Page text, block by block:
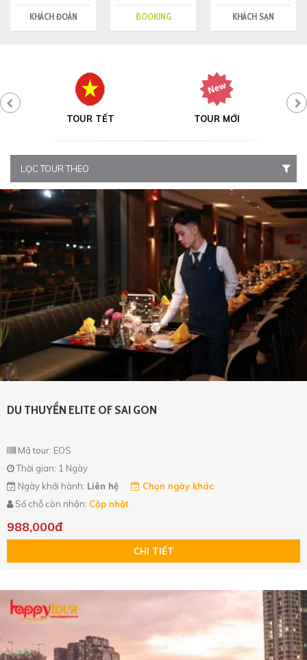
KHÁCH ĐOÀN BOOKING KHÁCH SẠN
TOUR TẾT TOUR MỚI
LỌC TOUR THEO
DU THUYỀN ELITE OF SAI GON
Mã tour: EOS
Thời gian: 1 Ngày
Ngày khởi hành: Liên hệ
Chọn ngày khác
Số chỗ còn nhận: Cập nhật
988,000đ
CHI TIẾT